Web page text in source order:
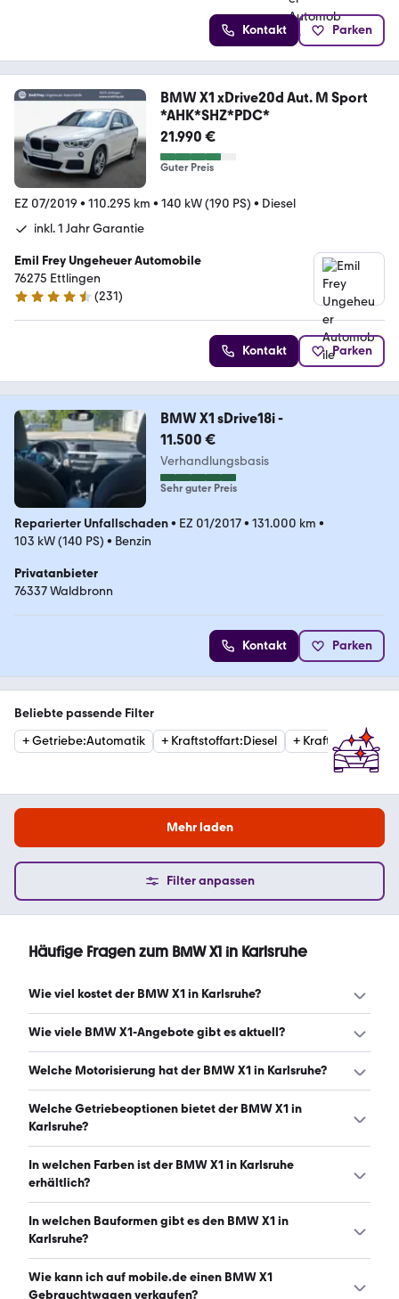
Kontakt Parken
BMW X1 xDrive20d Aut. M Sport
*AHK*SHZ*PDC*
21.990 €
Guter Preis
EZ 07/2019 • 110.295 km • 140 kW (190 PS) • Diesel
inkl. 1 Jahr Garantie
Emil Frey Ungeheuer Automobile
76275 Ettlingen
4.6 Sterne
(231)
Kontakt Parken
BMW X1 sDrive18i -
11.500 €
Verhandlungsbasis
Sehr guter Preis
Reparierter Unfallschaden• EZ 01/2017• 131.000 km •
103 kW (140 PS) • Benzin
Privatanbieter
76337 Waldbronn
Kontakt Parken
Beliebte passende Filter
+Getriebe:Automatik + Kraftstoffart:Diesel + Kraftstoffart:
Mehr laden
Filter anpassen
Häufige Fragen zum BMW X1 in Karlsruhe
Wie viel kostet der BMW X1 in Karlsruhe?
Ein guter Preis für einen BMW X1 in Karlsruhe liegt
starten ab 325 € monatlich. (Stand: 10.8.2026)
Wie viele BMW X1-Angebote gibt es aktuell?
Es gibt insgesamt 128 BMW X1 bei mobile.de, davon 98
Welche Motorisierung hat der BMW X1 in Karlsruhe?
Der BMW X1 in Karlsruhe hat Leistungen zwischen 129 und
227 PS. (Stand: 10.8.2026)
Welche Getriebeoptionen bietet der BMW X1 in
Karlsruhe?
Der BMW X1 in Karlsruhe ist mit automatischem und
manuellem Getriebe erhältlich. (Stand: 10.8.2026)
In welchen Farben ist der BMW X1 in Karlsruhe
erhältlich?
Den BMW X1 in Karlsruhe gibt es in folgenden Farben:
schwarz, weiß, grau, silber, blau, beige und braun. Die
In welchen Bauformen gibt es den BMW X1 in
Karlsruhe?
Den BMW X1 in Karlsruhe gibt es in folgenden Bauformen:
SUV. (Stand: 10.8.2026)
Wie kann ich auf mobile.de einen BMW X1
Gebrauchtwagen verkaufen?